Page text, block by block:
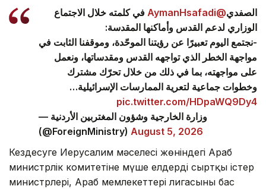
الصفدي@AymanHsafadi
في كلمته خلال الاجتماع
الوزاري لدعم القدس وأماكنها المقدسة:
-نجتمع اليوم تعبيرًا عن رؤيتنا الموحّدة، وموقفنا الثابت في
مواجهة الخطر الذي تواجهه القدس ومقدساتها، ونعمل
على مواجهته، بما في ذلك من خلال تحرّك مشترك
وخطوات جماعية لتعرية الممارسات الإسرائيلية…
pic.twitter.com/HDpaWQ9Dy4
— وزارة الخارجية وشؤون المغتربين الأردنية
(@ForeignMinistry) August 5, 2026
Кездесуге Иерусалим мәселесі жөніндегі Араб
министрлік комитетіне мүше елдердің сыртқы істер
министрлері, Араб мемлекеттері лигасының бас